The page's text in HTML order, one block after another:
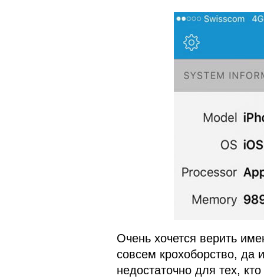
Очень хочется верить
совсем крохоборство, да
недостаточно для тех,